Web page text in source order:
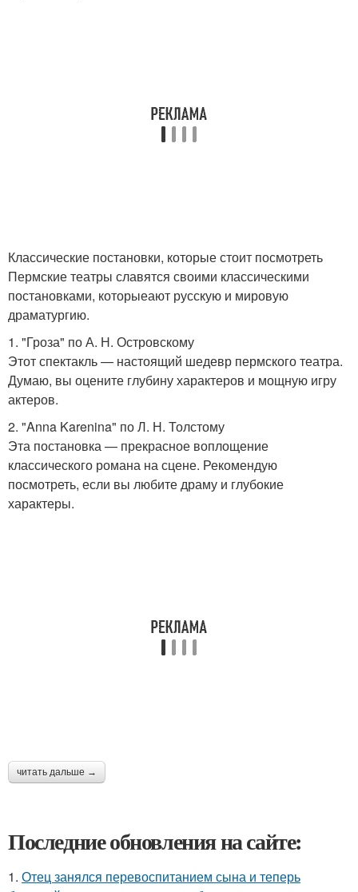
Классические постановки, которые стоит посмотреть
Пермские театры славятся своими классическими
постановками, которыеают русскую и мировую
драматургию.
1. "Гроза" по А. Н. Островскому
Этот спектакль — настоящий шедевр пермского театра.
Думаю, вы оцените глубину характеров и мощную игру
актеров.
2. "Anna Karenina" по Л. Н. Толстому
Эта постановка — прекрасное воплощение
классического романа на сцене. Рекомендую
посмотреть, если вы любите драму и глубокие
характеры.
читать дальше →
Последние обновления на сайте:
1. Отец занялся перевоспитанием сына и теперь